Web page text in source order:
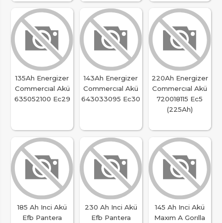
135Ah Energizer
Commercıal Akü
635052100 Ec29
143Ah Energizer
Commercıal Akü
643033095 Ec30
220Ah Energizer
Commercıal Akü
720018115 Ec5
(225Ah)
185 Ah Inci Akü
Efb Pantera
230 Ah Inci Akü
Efb Pantera
145 Ah Inci Akü
Maxım A Gorılla